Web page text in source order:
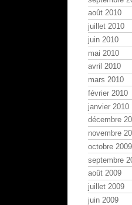
août 2010
juillet 2010
juin 2010
mai 2010
avril 2010
mars 2010
février 2010
janvier 2010
décembre
novembre
octobre 2009
septembre
août 2009
juillet 2009
juin 2009